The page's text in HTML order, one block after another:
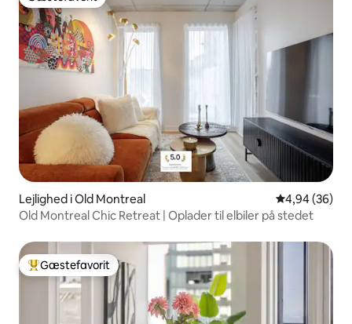
Gæstefavorit
Lejlighed i Old Montreal 4,94 ud af 5 i
4,94 (36)
Old Montreal Chic Retreat | Oplader til elbiler på stedet
Bedste gæstefavorit
Gæstefavorit